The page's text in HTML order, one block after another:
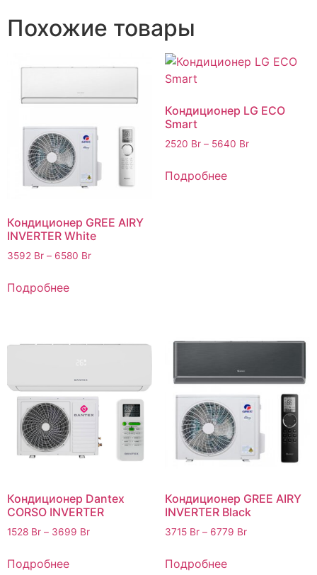
Похожие товары
Кондиционер GREE AIRY
INVERTER White
3592 Br – 6580 Br
Подробнее
Кондиционер LG ECO
Smart
2520 Br – 5640 Br
Подробнее
Кондиционер Dantex
CORSO INVERTER
1528 Br – 3699 Br
Подробнее
Кондиционер GREE AIRY
INVERTER Black
3715 Br – 6779 Br
Подробнее